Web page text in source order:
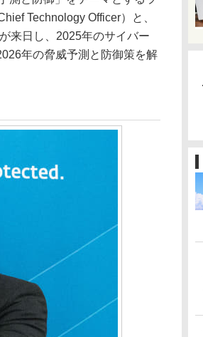
Technology Officer）と、
来日し、2025年のサイバー
年の脅威予測と防御策を解